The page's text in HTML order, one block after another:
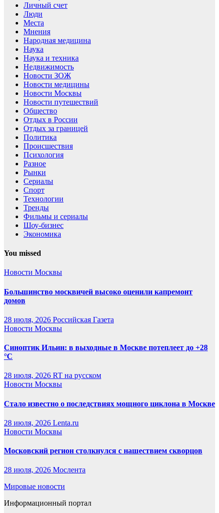
Личный счет
Люди
Места
Мнения
Народная медицина
Наука
Наука и техника
Недвижимость
Новости ЗОЖ
Новости медицины
Новости Москвы
Новости путешествий
Общество
Отдых в России
Отдых за границей
Политика
Происшествия
Психология
Разное
Рынки
Сериалы
Спорт
Технологии
Тренды
Фильмы и сериалы
Шоу-бизнес
Экономика
You missed
Новости Москвы
Большинство москвичей высоко оценили капремонт
домов
28 июля, 2026 Российская Газета
Новости Москвы
Синоптик Ильин: в выходные в Москве потеплеет до +28
°C
28 июля, 2026 RT на русском
Новости Москвы
Стало известно о последствиях мощного циклона в Москве
28 июля, 2026 Lenta.ru
Новости Москвы
Московский регион столкнулся с нашествием скворцов
28 июля, 2026 Мослента
Мировые новости
Информационный портал